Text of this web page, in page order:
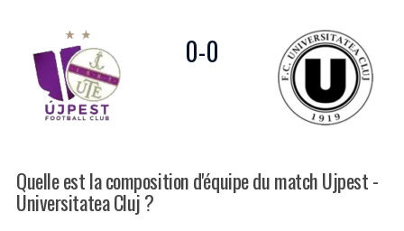
0-0
Quelle est la composition d'équipe du match Ujpest -
Universitatea Cluj ?